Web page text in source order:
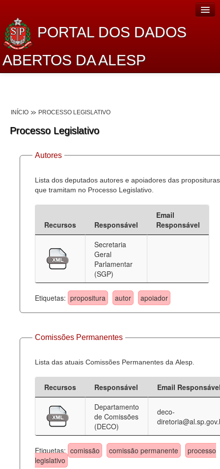
PORTAL DOS DADOS
ABERTOS DA ALESP
Lei de Acesso à Informação
Dados Governamentais Abertos
Planejamento
Catálogo de dados
Deputados Estaduais
Administração
Agenda
Perguntas frequentes
Contato
INÍCIO PROCESSO LEGISLATIVO
Processo Legislativo
Autores
Lista dos deputados autores e apoiadores das proposituras
que tramitam no Processo Legislativo.
Recursos Responsável
Email
Responsável
Secretaria
Geral
Parlamentar
(SGP)
Etiquetas: propositura autor apoiador
Comissões Permanentes
Lista das atuais Comissões Permanentes da Alesp.
Recursos Responsável
Email
Departamento
de Comissões
(DECO)
deco-
Etiquetas: comissão comissão permanente
processo
legislativo